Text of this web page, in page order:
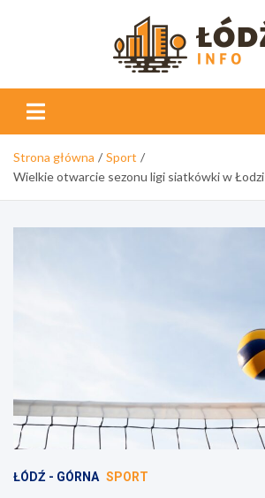
Strona główna
Sport
Wielkie otwarcie sezonu ligi siatkówki w Łodzi
ŁÓDŹ - GÓRNA SPORT